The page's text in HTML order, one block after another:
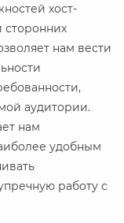
хост-
сторонних
нам вести
аудитории.
нам
удобным
работу с